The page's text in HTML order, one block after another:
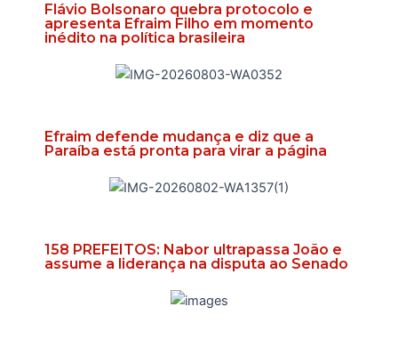
Flávio Bolsonaro quebra protocolo e
apresenta Efraim Filho em momento
inédito na política brasileira
Efraim defende mudança e diz que a
Paraíba está pronta para virar a página
158 PREFEITOS: Nabor ultrapassa João e
assume a liderança na disputa ao Senado